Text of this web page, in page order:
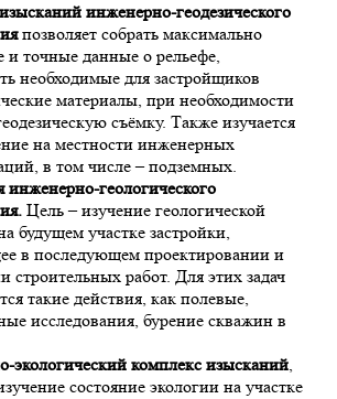
инженерно-геодезического
позволяет собрать максимально
и точные данные о рельефе,
необходимые для застройщиков
материалы, при необходимости
съёмку. Также изучается
на местности инженерных
в том числе – подземных.
инженерно-геологического
Цель – изучение геологической
будущем участке застройки,
в последующем проектировании и
строительных работ. Для этих задач
такие действия, как полевые,
исследования, бурение скважин в
экологический комплекс изысканий,
состояние экологии на участке